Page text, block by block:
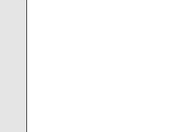
整備作業者や空港地上支援業務担当者
照明塔などの既存施設の間を飛行機が
行機の翼端と施設との間に十分な距離
ジェットブラストと呼ばれる飛行機の